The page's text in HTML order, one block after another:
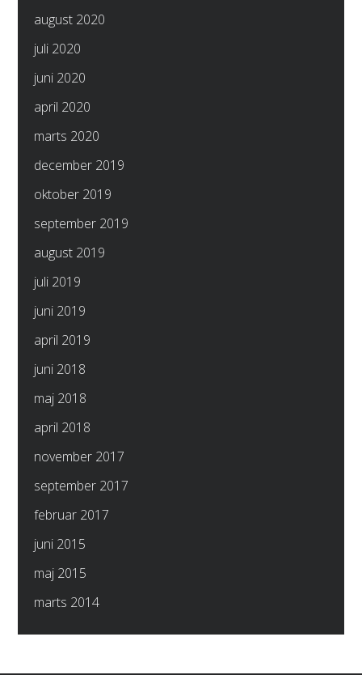
august 2020
juli 2020
juni 2020
april 2020
marts 2020
december 2019
oktober 2019
september 2019
august 2019
juli 2019
juni 2019
april 2019
juni 2018
maj 2018
april 2018
november 2017
september 2017
februar 2017
juni 2015
maj 2015
marts 2014